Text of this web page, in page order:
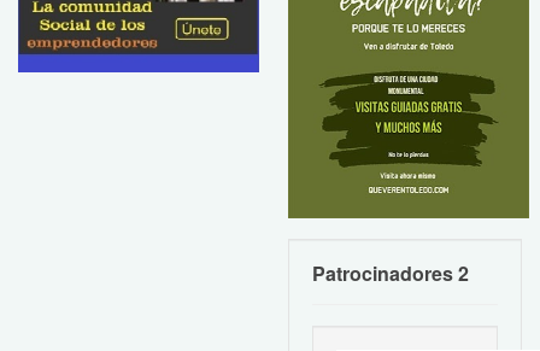
Patrocinadores 2